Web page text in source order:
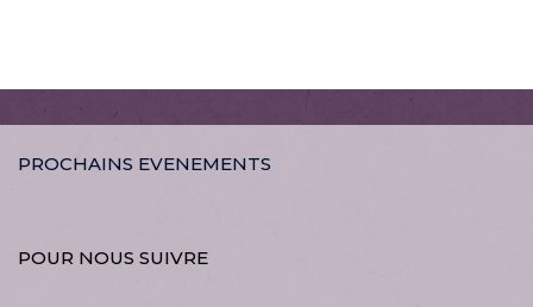
PROCHAINS EVENEMENTS
POUR NOUS SUIVRE